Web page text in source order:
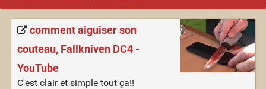
comment aiguiser son
couteau, Fallkniven DC4 -
YouTube
C'est clair et simple tout ça!!